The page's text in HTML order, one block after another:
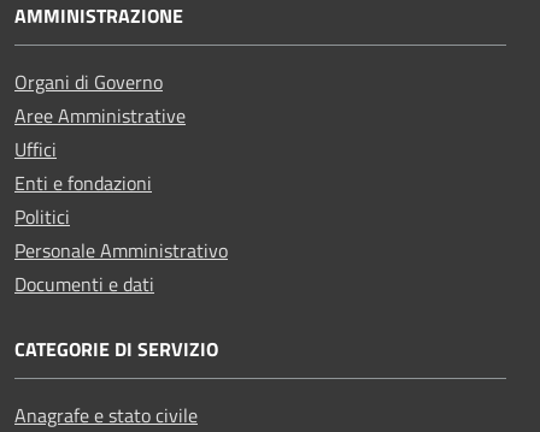
AMMINISTRAZIONE
Organi di Governo
Aree Amministrative
Uffici
Enti e fondazioni
Politici
Personale Amministrativo
Documenti e dati
CATEGORIE DI SERVIZIO
Anagrafe e stato civile